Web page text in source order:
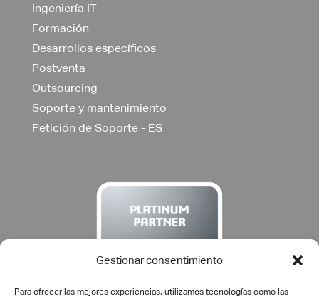
Gestionar consentimiento
Para ofrecer las mejores experiencias, utilizamos tecnologías como las
Ingeniería IT
Formación
Desarrollos específicos
Postventa
Outsourcing
Soporte y mantenimiento
Petición de Soporte - ES